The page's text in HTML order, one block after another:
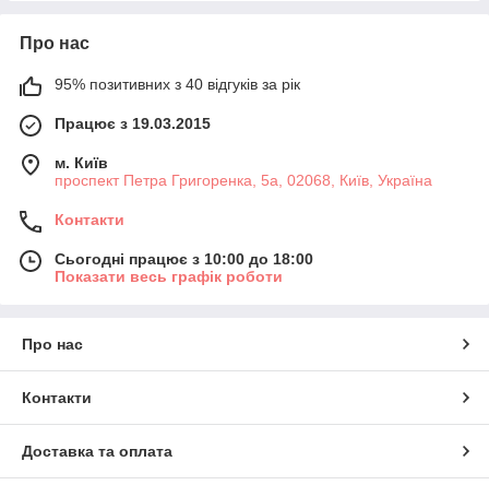
Про нас
95% позитивних з 40 відгуків за рік
Працює з 19.03.2015
м. Київ
проспект Петра Григоренка, 5а, 02068, Київ, Україна
Контакти
Сьогодні працює з 10:00 до 18:00
Показати весь графік роботи
Про нас
Контакти
Доставка та оплата